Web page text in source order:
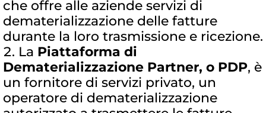
che offre alle aziende servizi di
dematerializzazione delle fatture
durante la loro trasmissione e ricezione.
La Piattaforma di
Dematerializzazione Partner, o PDP, è
un fornitore di servizi privato, un
operatore di dematerializzazione